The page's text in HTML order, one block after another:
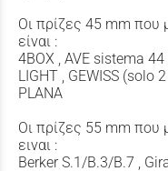
Οι πρίζες 45 mm που
είναι :
4BOX , AVE sistema
LIGHT , GEWISS (solo
PLANA
Οι πρίζες 55 mm που
ειναι :
Berker S.1/B.3/B.7 ,